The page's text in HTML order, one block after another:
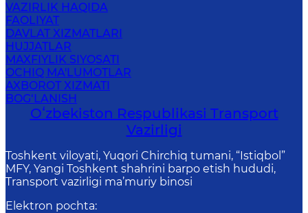
VAZIRLIK HAQIDA
FAOLIYAT
DAVLAT XIZMATLARI
HUJJATLAR
MAXFIYLIK SIYOSATI
OCHIQ MA'LUMOTLAR
AXBOROT XIZMATI
BOG‘LANISH
Oʻzbekiston Respublikasi Transport
Vazirligi
Toshkent viloyati, Yuqori Chirchiq tumani, “Istiqbol”
MFY, Yangi Toshkent shahrini barpo etish hududi,
Transport vazirligi ma’muriy binosi
Elektron pochta: